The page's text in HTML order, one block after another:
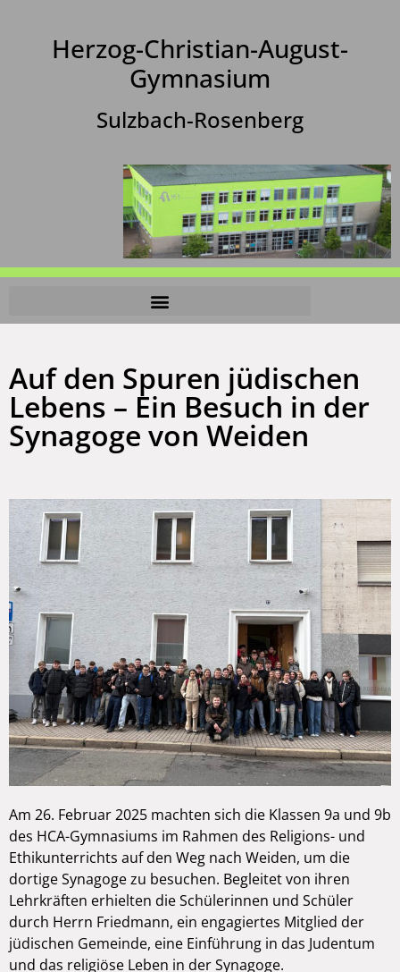
Herzog-Christian-August-
Gymnasium
Sulzbach-Rosenberg
Auf den Spuren jüdischen
Lebens – Ein Besuch in der
Synagoge von Weiden
Am 26. Februar 2025 machten sich die Klassen 9a und 9b
des HCA-Gymnasiums im Rahmen des Religions- und
Ethikunterrichts auf den Weg nach Weiden, um die
dortige Synagoge zu besuchen. Begleitet von ihren
Lehrkräften erhielten die Schülerinnen und Schüler
durch Herrn Friedmann, ein engagiertes Mitglied der
jüdischen Gemeinde, eine Einführung in das Judentum
und das religiöse Leben in der Synagoge.